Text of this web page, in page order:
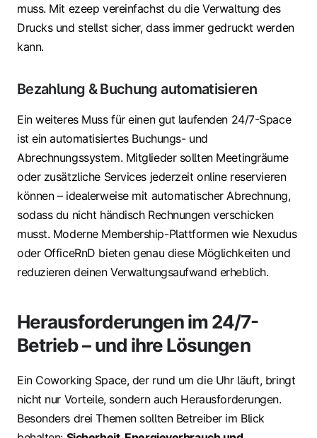
muss. Mit ezeep vereinfachst du die Verwaltung des
Drucks und stellst sicher, dass immer gedruckt werden
kann.
Bezahlung & Buchung automatisieren
Ein weiteres Muss für einen gut laufenden 24/7-Space
ist ein automatisiertes Buchungs- und
Abrechnungssystem. Mitglieder sollten Meetingräume
oder zusätzliche Services jederzeit online reservieren
können – idealerweise mit automatischer Abrechnung,
sodass du nicht händisch Rechnungen verschicken
musst. Moderne Membership-Plattformen wie Nexudus
oder OfficeRnD bieten genau diese Möglichkeiten und
reduzieren deinen Verwaltungsaufwand erheblich.
Herausforderungen im 24/7-
Betrieb – und ihre Lösungen
Ein Coworking Space, der rund um die Uhr läuft, bringt
nicht nur Vorteile, sondern auch Herausforderungen.
Besonders drei Themen sollten Betreiber im Blick